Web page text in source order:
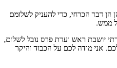
הן דבר הכרחי, כדי להעניק לשלומם
ממש.
יושבת ראש ועדת פרס נובל לשלום,
אני מודה לכם על הכבוד והיקר